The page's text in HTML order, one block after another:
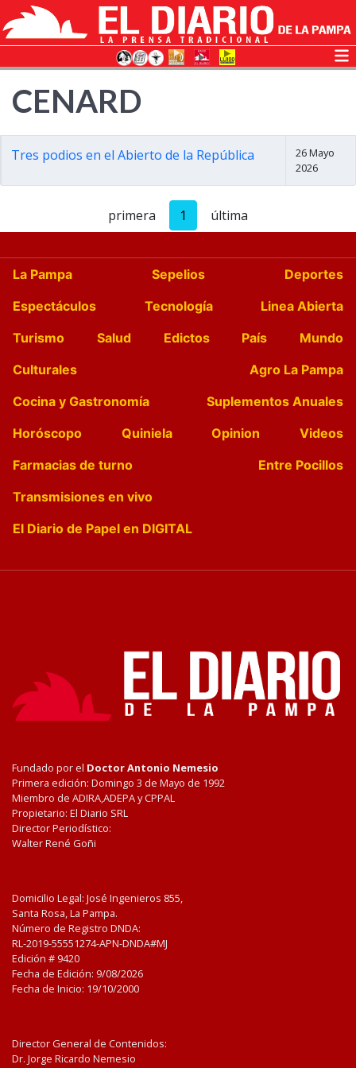
CENARD
Tres podios en el Abierto de la República
26 Mayo
2026
primera 1 última
La Pampa Sepelios
Deportes
Espectáculos
Tecnología
Linea Abierta
Turismo
Salud Edictos País
Mundo
Culturales
Agro La Pampa
Cocina y Gastronomía
Suplementos Anuales
Horóscopo
Quiniela Opinion
Videos
Farmacias de turno
Entre Pocillos
Transmisiones en vivo
El Diario de Papel en DIGITAL
Fundado por el Doctor Antonio Nemesio
Primera edición: Domingo 3 de Mayo de 1992
Miembro de ADIRA,ADEPA y CPPAL
Propietario: El Diario SRL
Director Periodístico:
Walter René Goñi
Domicilio Legal: José Ingenieros 855,
Santa Rosa, La Pampa.
Número de Registro DNDA:
RL-2019-55551274-APN-DNDA#MJ
Edición # 9420
Fecha de Edición: 9/08/2026
Fecha de Inicio: 19/10/2000
Director General de Contenidos:
Dr. Jorge Ricardo Nemesio